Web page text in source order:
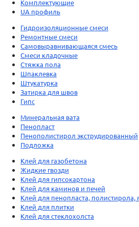
Комплектующие
UA профиль
Гидроизоляционные смеси
Ремонтные смеси
Самовыравнивающаяся смесь
Смеси кладочные
Стяжка пола
Шпаклевка
Штукатурка
Затирка для швов
Гипс
Минеральная вата
Пенопласт
Пенополистирол экструдированный
Подложка
Клей для газобетона
Жидкие гвозди
Клей для гипсокартона
Клей для каминов и печей
Клей для пенопласта, полистирола,
Клей для плитки
Клей для стеклохолста